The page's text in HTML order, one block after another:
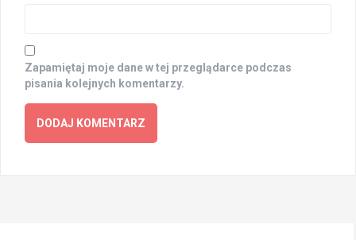
Zapamiętaj moje dane w tej przeglądarce podczas
pisania kolejnych komentarzy.